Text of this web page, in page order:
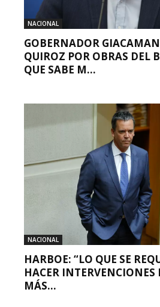
NACIONAL
GOBERNADOR
QUIROZ POR OBRAS DEL
QUE SABE M...
NACIONAL
HARBOE: “LO QUE SE
HACER INTERVENCIONES
MÁS...